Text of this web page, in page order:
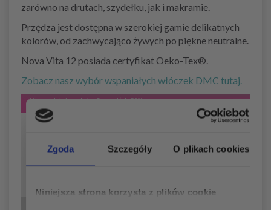
zarówno na drutach, szydełku, jak i makramie.
Przędza jest dostępna w szerokiej gamie delikatnych
kolorów, od zachwycająco żywych po piękne neutralne.
Nova Vita 12 posiada certyfikat Oeko-Tex®.
Zobacz nasz wybór wspaniałych włóczek DMC tutaj.